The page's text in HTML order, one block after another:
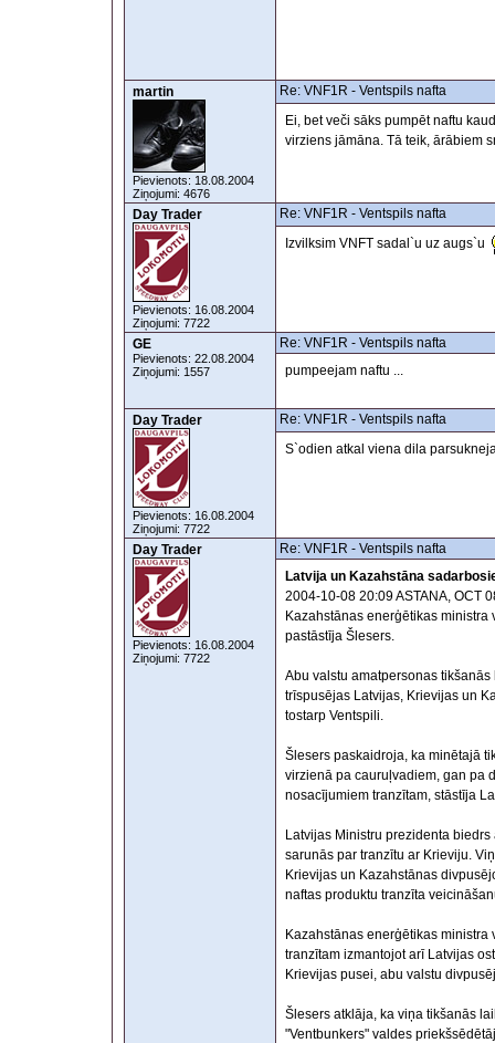
martin
Pievienots: 18.08.2004
Ziņojumi: 4676
Re: VNF1R - Ventspils nafta
Ei, bet veči sāks pumpēt naftu
virziens jāmāna. Tā teik, ārābiem
Day Trader
Pievienots: 16.08.2004
Ziņojumi: 7722
Re: VNF1R - Ventspils nafta
Izvilksim VNFT sadal`u uz augs`u
GE
Pievienots: 22.08.2004
Ziņojumi: 1557
Re: VNF1R - Ventspils nafta
pumpeejam naftu ...
Day Trader
Pievienots: 16.08.2004
Ziņojumi: 7722
Re: VNF1R - Ventspils nafta
S`odien atkal viena dila
Day Trader
Pievienots: 16.08.2004
Ziņojumi: 7722
Re: VNF1R - Ventspils nafta
Latvija un Kazahstāna
2004-10-08 20:09 ASTANA, OCT
Kazahstānas enerģētikas
pastāstīja Šlesers.
Abu valstu amatpersonas
trīspusējas Latvijas, Krievijas un
tostarp Ventspili.
Šlesers paskaidroja, ka minētajā
virzienā pa cauruļvadiem, gan pa
nosacījumiem tranzītam, stāstīja
Latvijas Ministru prezidenta
sarunās par tranzītu ar Krieviju.
Krievijas un Kazahstānas
naftas produktu tranzīta
Kazahstānas enerģētikas
tranzītam izmantojot arī Latvijas
Krievijas pusei, abu valstu
Šlesers atklāja, ka viņa tikšanās
"Ventbunkers" valdes